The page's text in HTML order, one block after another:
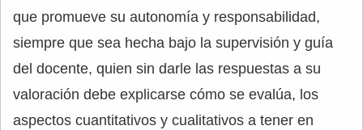
que promueve su autonomía y responsabilidad,
siempre que sea hecha bajo la supervisión y guía
del docente, quien sin darle las respuestas a su
valoración debe explicarse cómo se evalúa, los
aspectos cuantitativos y cualitativos a tener en